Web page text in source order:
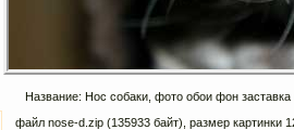
Название: Нос собаки, фото обои фон заставка
файл nose-d.zip (135933 байт), размер картинки